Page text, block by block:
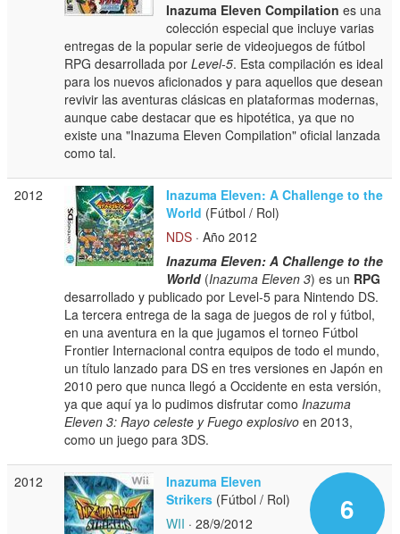
Inazuma Eleven Compilation es una
colección especial que incluye varias
entregas de la popular serie de videojuegos de fútbol
RPG desarrollada porLevel-5. Esta compilación es ideal
para los nuevos aficionados y para aquellos que desean
revivir las aventuras clásicas en plataformas modernas,
aunque cabe destacar que es hipotética, ya que no
existe una "Inazuma Eleven Compilation" oficial lanzada
como tal.
2012
Inazuma Eleven: A Challenge to the
World (Fútbol / Rol)
NDS · Año 2012
Inazuma Eleven: A Challenge to the
World(Inazuma Eleven 3) es un RPG
desarrollado y publicado por Level-5 para Nintendo DS.
La tercera entrega de la saga de juegos de rol y fútbol,
en una aventura en la que jugamos el torneo Fútbol
Frontier Internacional contra equipos de todo el mundo,
un título lanzado para DS en tres versiones en Japón en
2010 pero que nunca llegó a Occidente en esta versión,
ya que aquí ya lo pudimos disfrutar comoInazuma
Eleven 3: Rayo celeste y Fuego explosivo en 2013,
como un juego para 3DS.
2012
6
Inazuma Eleven
Strikers (Fútbol / Rol)
WII · 28/9/2012